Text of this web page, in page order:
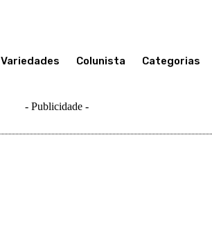
Variedades Colunista Categorias
- Publicidade -